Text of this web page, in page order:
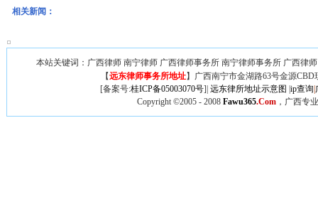
相关新闻：
本站关键词：广西律师 南宁律师 广西律师事务所 南宁律师事务所 广西律
【远东律师事务所地址】广西南宁市金湖路63号金源
[备案号:桂ICP备05003070号]| 远东律所地址示意图 ip查询
Copyright ©2005 - 2008 Fawu365.Com ，广西专